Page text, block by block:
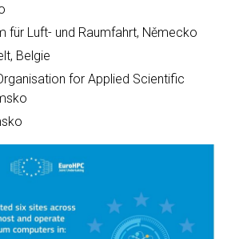
für Luft- und Raumfahrt, Německo
Belgie
for Applied Scientific